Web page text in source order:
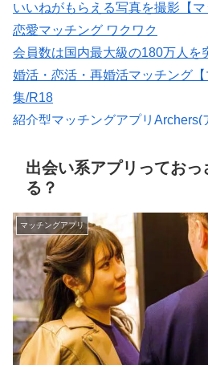
いいねがもらえる写真を撮影【マ
恋愛マッチング ワクワク
会員数は国内最大級の180万人を
婚活・恋活・再婚活マッチング
集/R18
紹介型マッチングアプリArchers(
★イククル無料登録（18禁）
出会い系アプリっておっ
る？
マッチングアプリ